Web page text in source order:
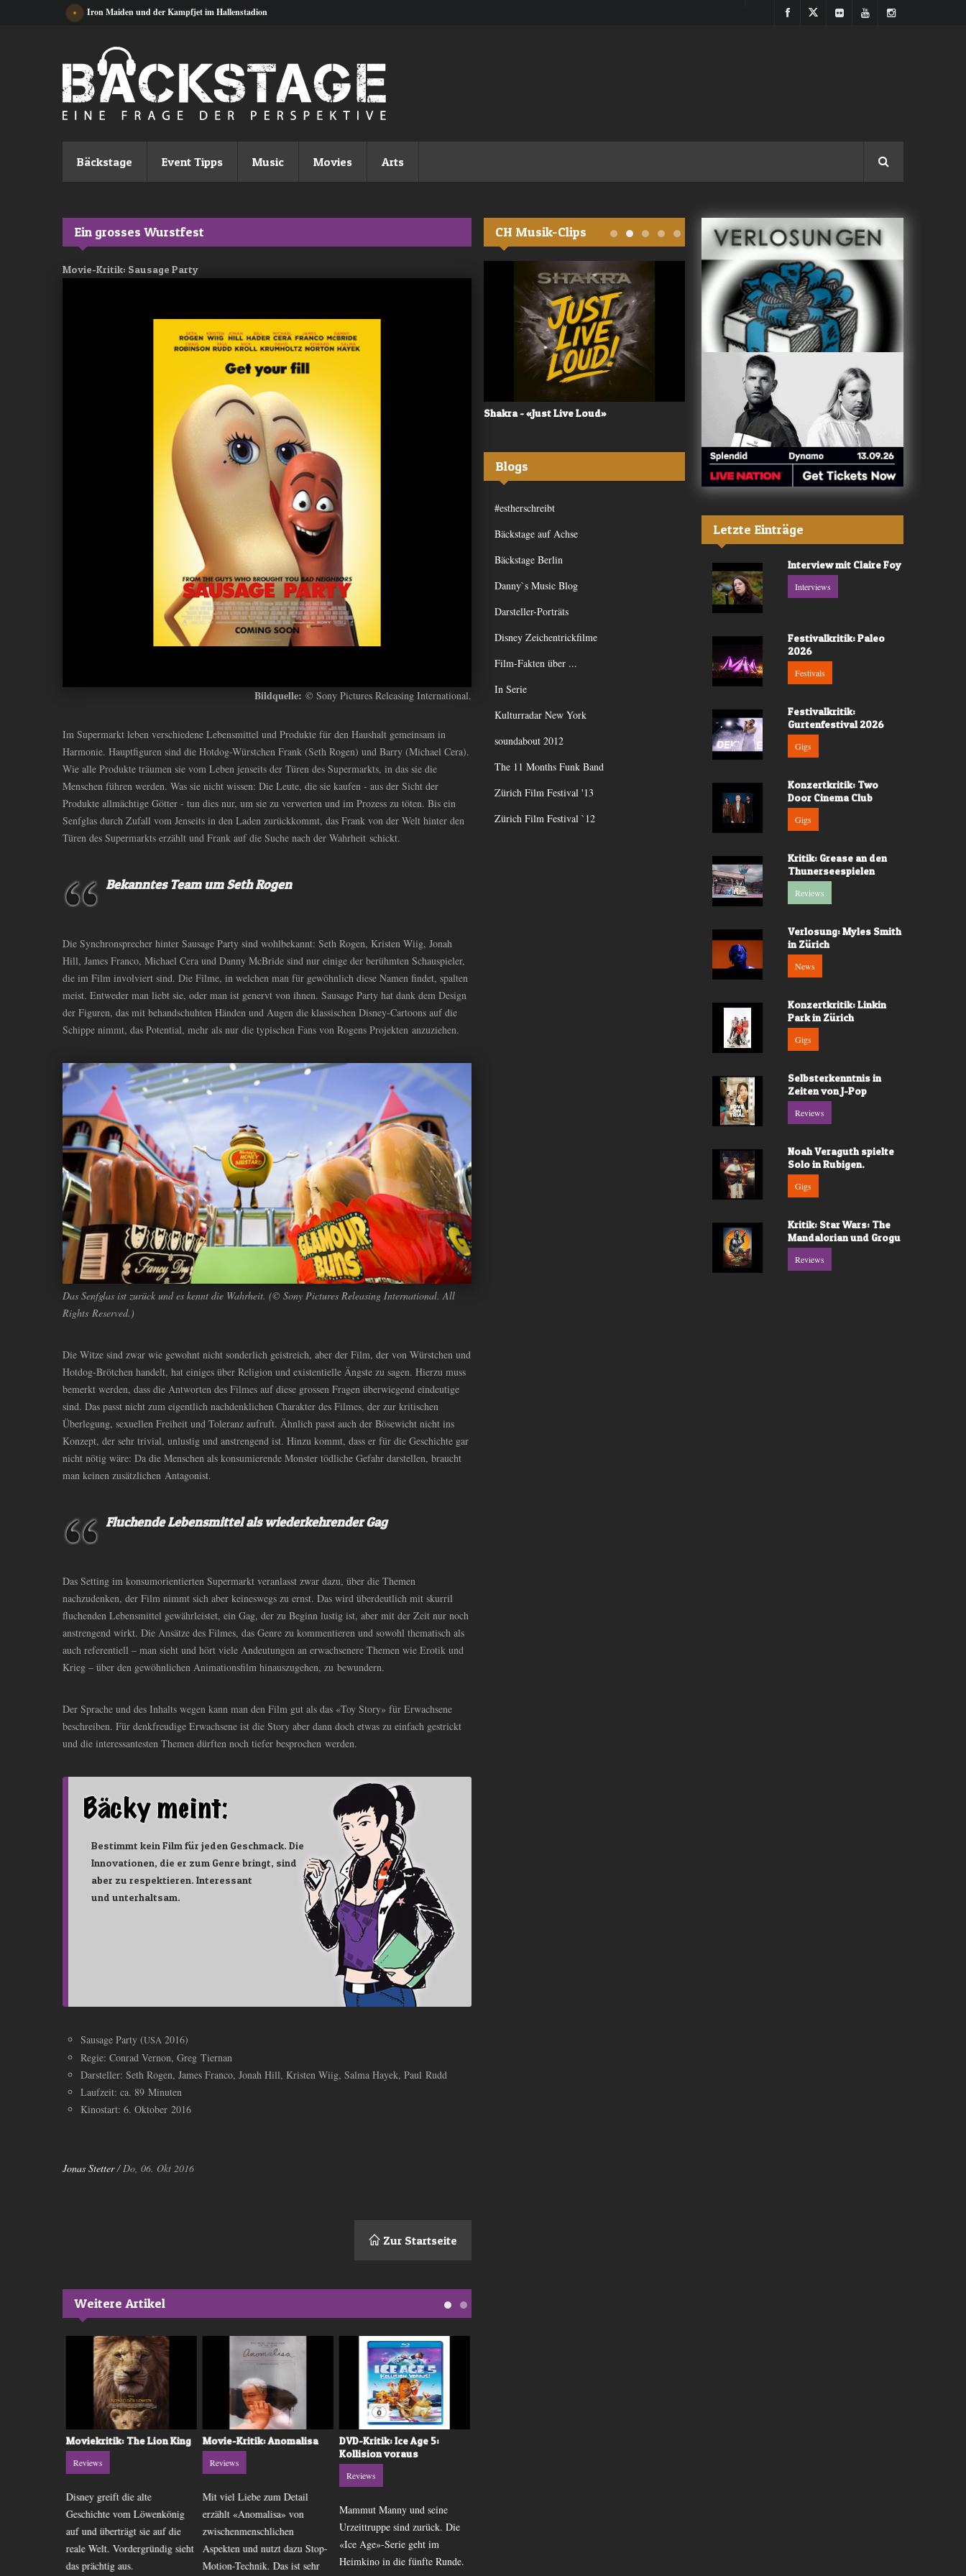
Direkt zum Inhalt Iron Maiden und der Kampfjet im Hallenstadion
Bäckstage Event Tipps Music Movies Arts
Ein grosses Wurstfest
Movie-Kritik: Sausage Party
Bildquelle: © Sony Pictures Releasing International.
Im Supermarkt leben verschiedene Lebensmittel und Produkte für den Haushalt gemeinsam in
Harmonie. Hauptfiguren sind die Hotdog-Würstchen Frank (Seth Rogen) und Barry (Michael Cera).
Wie alle Produkte träumen sie vom Leben jenseits der Türen des Supermarkts, in das sie die
Menschen führen werden. Was sie nicht wissen: Die Leute, die sie kaufen - aus der Sicht der
Produkte allmächtige Götter - tun dies nur, um sie zu verwerten und im Prozess zu töten. Bis ein
Senfglas durch Zufall vom Jenseits in den Laden zurückkommt, das Frank von der Welt hinter den
Türen des Supermarkts erzählt und Frank auf die Suche nach der Wahrheit schickt.
Bekanntes Team um Seth Rogen
Die Synchronsprecher hinter Sausage Party sind wohlbekannt: Seth Rogen, Kristen Wiig, Jonah
Hill, James Franco, Michael Cera und Danny McBride sind nur einige der berühmten Schauspieler,
die im Film involviert sind. Die Filme, in welchen man für gewöhnlich diese Namen findet, spalten
meist. Entweder man liebt sie, oder man ist genervt von ihnen. Sausage Party hat dank dem Design
der Figuren, das mit behandschuhten Händen und Augen die klassischen Disney-Cartoons auf die
Schippe nimmt, das Potential, mehr als nur die typischen Fans von Rogens Projekten anzuziehen.
Das Senfglas ist zurück und es kennt die Wahrheit. (© Sony Pictures Releasing International. All
Rights Reserved.)
Die Witze sind zwar wie gewohnt nicht sonderlich geistreich, aber der Film, der von Würstchen und
Hotdog-Brötchen handelt, hat einiges über Religion und existentielle Ängste zu sagen. Hierzu muss
bemerkt werden, dass die Antworten des Filmes auf diese grossen Fragen überwiegend eindeutige
sind. Das passt nicht zum eigentlich nachdenklichen Charakter des Filmes, der zur kritischen
Überlegung, sexuellen Freiheit und Toleranz aufruft. Ähnlich passt auch der Bösewicht nicht ins
Konzept, der sehr trivial, unlustig und anstrengend ist. Hinzu kommt, dass er für die Geschichte gar
nicht nötig wäre: Da die Menschen als konsumierende Monster tödliche Gefahr darstellen, braucht
man keinen zusätzlichen Antagonist.
Fluchende Lebensmittel als wiederkehrender Gag
Das Setting im konsumorientierten Supermarkt veranlasst zwar dazu, über die Themen
nachzudenken, der Film nimmt sich aber keineswegs zu ernst. Das wird überdeutlich mit skurril
fluchenden Lebensmittel gewährleistet, ein Gag, der zu Beginn lustig ist, aber mit der Zeit nur noch
anstrengend wirkt. Die Ansätze des Filmes, das Genre zu kommentieren und sowohl thematisch als
auch referentiell – man sieht und hört viele Andeutungen an erwachsenere Themen wie Erotik und
Krieg – über den gewöhnlichen Animationsfilm hinauszugehen, zu bewundern.
Der Sprache und des Inhalts wegen kann man den Film gut als das «Toy Story» für Erwachsene
beschreiben. Für denkfreudige Erwachsene ist die Story aber dann doch etwas zu einfach gestrickt
und die interessantesten Themen dürften noch tiefer besprochen werden.
Bestimmt kein Film für jeden Geschmack. Die
Innovationen, die er zum Genre bringt, sind
aber zu respektieren. Interessant
und unterhaltsam.
Sausage Party (USA 2016)
Regie: Conrad Vernon, Greg Tiernan
Darsteller: Seth Rogen, James Franco, Jonah Hill, Kristen Wiig, Salma Hayek, Paul Rudd
Laufzeit: ca. 89 Minuten
Kinostart: 6. Oktober 2016
Jonas Stetter/ Do, 06. Okt 2016
Zur Startseite
Weitere Artikel
Moviekritik: The Lion King
Reviews
Disney greift die alte
Geschichte vom Löwenkönig
auf und überträgt sie auf die
reale Welt. Vordergründig sieht
das prächtig aus.
Movie-Kritik: Anomalisa
Reviews
Mit viel Liebe zum Detail
erzählt «Anomalisa» von
zwischenmenschlichen
Aspekten und nutzt dazu Stop-
Motion-Technik. Das ist sehr
DVD-Kritik: Ice Age 5:
Kollision voraus
Reviews
Mammut Manny und seine
Urzeittruppe sind zurück. Die
«Ice Age»-Serie geht im
Heimkino in die fünfte Runde.
CH Musik-Clips
ANDIYAH - «Frequency» Shakra - «Just Live Loud» Valerù - «IL MARE»
Blogs
#estherschreibt
Bäckstage auf Achse
Bäckstage Berlin
Danny`s Music Blog
Darsteller-Porträts
Disney Zeichentrickfilme
Film-Fakten über ...
In Serie
Kulturradar New York
soundabout 2012
The 11 Months Funk Band
Zürich Film Festival '13
Zürich Film Festival `12
Letzte Einträge
Interview mit Claire Foy
Interviews
Festivalkritik: Paleo
2026
Festivals
Festivalkritik:
Gurtenfestival 2026
Gigs
Konzertkritik: Two
Door Cinema Club
Gigs
Kritik: Grease an den
Thunerseespielen
Reviews
Verlosung: Myles Smith
in Zürich
News
Konzertkritik: Linkin
Park in Zürich
Gigs
Selbsterkenntnis in
Zeiten von J-Pop
Reviews
Noah Veraguth spielte
Solo in Rubigen.
Gigs
Kritik: Star Wars: The
Mandalorian und Grogu
Reviews